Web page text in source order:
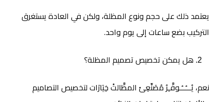
يعتمد ذلك على حجم ونوع المظلة، ولكن في العادة يستغرق
التركيب بضع ساعات إلى يوم واحد.
هل يمكن تخصيص تصميم المظلة؟
نعم، يُـــُــُـوفَّـِرُ مُصَنِّعِىْ المظَّالتْ خِيَارَات لتخصيص التصاميم